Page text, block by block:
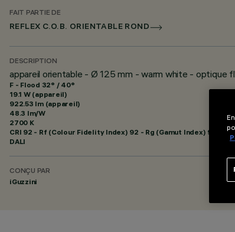
FAIT PARTIE DE
REFLEX C.O.B. ORIENTABLE ROND
DESCRIPTION
appareil orientable - Ø 125 mm - warm white - optique
F - Flood 32° / 40°
19.1 W (appareil)
922.53 lm (appareil)
48.3 lm/W
2700 K
CRI 92 - Rf (Colour Fidelity Index) 92 - Rg (Gamut Index) 99
DALI
CONÇU PAR
iGuzzini